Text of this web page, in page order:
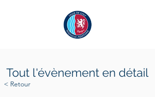
Tout l'évènement en détail
< Retour